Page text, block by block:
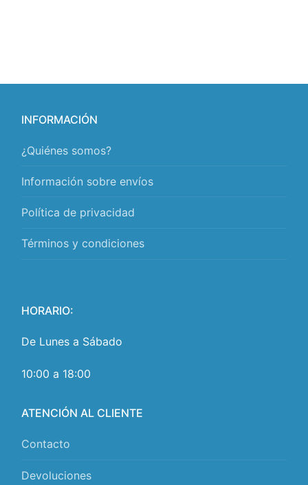
INFORMACIÓN
¿Quiénes somos?
Información sobre envíos
Política de privacidad
Términos y condiciones
HORARIO:
De Lunes a Sábado
10:00 a 18:00
ATENCIÓN AL CLIENTE
Contacto
Devoluciones